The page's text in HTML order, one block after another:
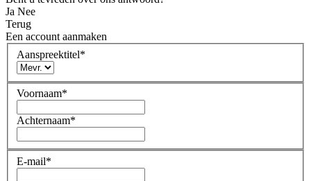
Ja Nee
Terug
Een account aanmaken
Aanspreektitel*
Voornaam*
Achternaam*
E-mail*